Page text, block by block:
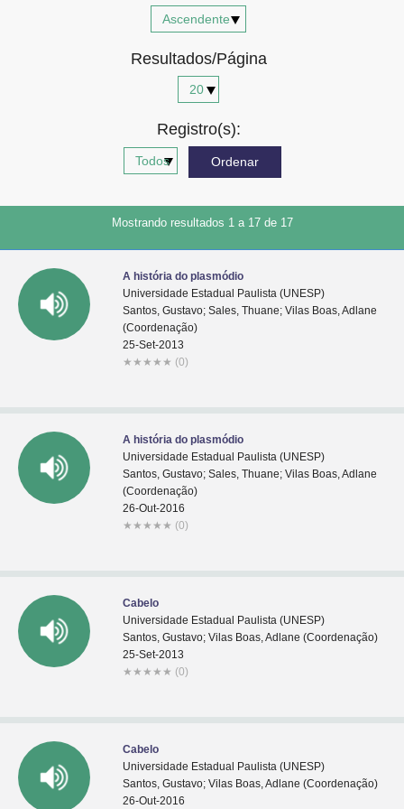
Resultados/Página
Registro(s):
Mostrando resultados 1 a 17 de 17
A história do plasmódio
Universidade Estadual Paulista (UNESP)
Santos, Gustavo; Sales, Thuane; Vilas Boas, Adlane
(Coordenação)
25-Set-2013
★ ★ ★ ★ ★ (0)
A história do plasmódio
Universidade Estadual Paulista (UNESP)
Santos, Gustavo; Sales, Thuane; Vilas Boas, Adlane
(Coordenação)
26-Out-2016
★ ★ ★ ★ ★ (0)
Cabelo
Universidade Estadual Paulista (UNESP)
Santos, Gustavo; Vilas Boas, Adlane (Coordenação)
25-Set-2013
★ ★ ★ ★ ★ (0)
Cabelo
Universidade Estadual Paulista (UNESP)
Santos, Gustavo; Vilas Boas, Adlane (Coordenação)
26-Out-2016